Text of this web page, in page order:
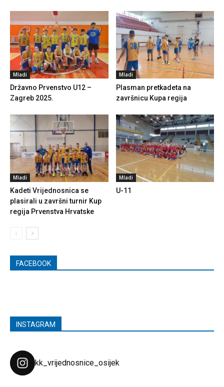
Mladi
Državno Prvenstvo U12 –
Zagreb 2025.
Mladi
Plasman pretkadeta na
završnicu Kupa regija
Mladi
Kadeti Vrijednosnica se
plasirali u završni turnir Kup
regija Prvenstva Hrvatske
Mladi
U-11
FACEBOOK
INSTAGRAM
kk_vrijednosnice_osijek